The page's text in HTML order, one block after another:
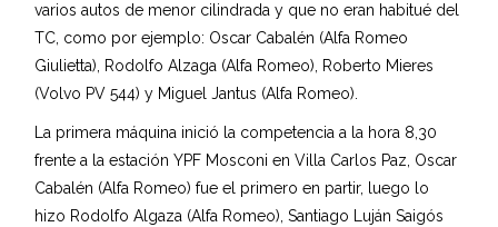
varios autos de menor cilindrada y que no eran habitué del
TC, como por ejemplo: Oscar Cabalén (Alfa Romeo
Giulietta), Rodolfo Alzaga (Alfa Romeo), Roberto Mieres
(Volvo PV 544) y Miguel Jantus (Alfa Romeo).
La primera máquina inició la competencia a la hora 8,30
frente a la estación YPF Mosconi en Villa Carlos Paz, Oscar
Cabalén (Alfa Romeo) fue el primero en partir, luego lo
hizo Rodolfo Algaza (Alfa Romeo), Santiago Luján Saigós